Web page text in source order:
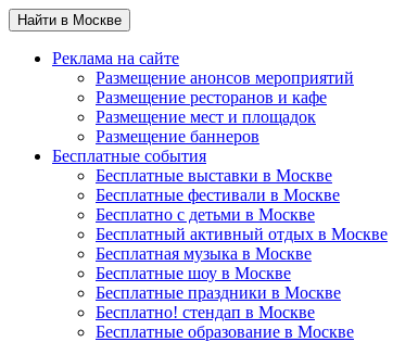
Найти в Москве
Реклама на сайте
Размещение анонсов мероприятий
Размещение ресторанов и кафе
Размещение мест и площадок
Размещение баннеров
Бесплатные события
Бесплатные выставки в Москве
Бесплатные фестивали в Москве
Бесплатно с детьми в Москве
Бесплатный активный отдых в Москве
Бесплатная музыка в Москве
Бесплатные шоу в Москве
Бесплатные праздники в Москве
Бесплатно! стендап в Москве
Бесплатные образование в Москве